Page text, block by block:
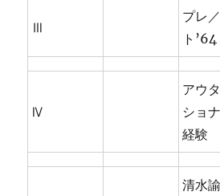
Ⅲ
プレ
ト’64
Ⅳ
アウ
ショ
経験
清水